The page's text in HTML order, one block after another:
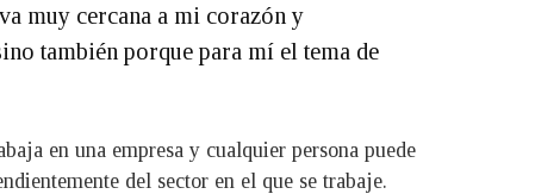
muy cercana a mi corazón y
también porque para mí el tema de
en una empresa y cualquier persona puede
del sector en el que se trabaje.